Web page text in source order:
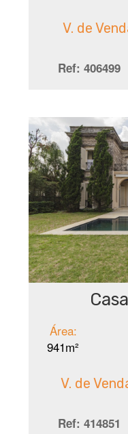
V. de
Ref: 406499
Área:
941m²
V. de
Ref: 414851